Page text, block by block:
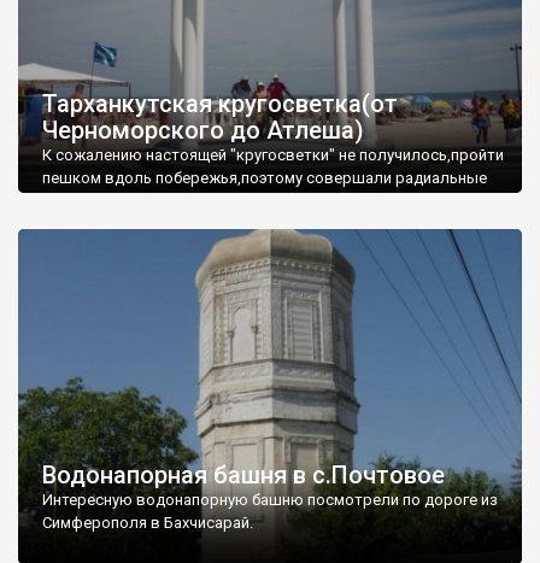
Тарханкутская кругосветка(от
Черноморского до Атлеша)
К сожалению настоящей "кругосветки" не получилось,пройти
пешком вдоль побережья,поэтому совершали радиальные
Водонапорная башня в с.Почтовое
Интересную водонапорную башню посмотрели по дороге из
Симферополя в Бахчисарай.